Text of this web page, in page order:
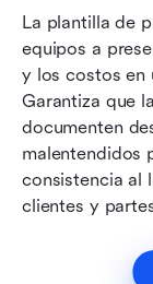
La plantilla de
equipos a
y los costos en
Garantiza que
documenten
malentendidos
consistencia al
clientes y